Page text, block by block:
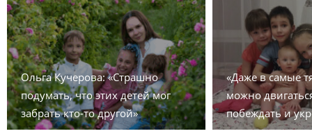
Ольга Кучерова: «Страшно
подумать, что этих детей мог
забрать кто-то другой»
«Даже в самые
можно
побеждать и